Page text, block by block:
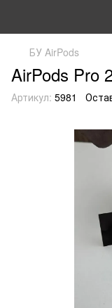
БУ AirPods
AirPods Pro
Артикул: 5981